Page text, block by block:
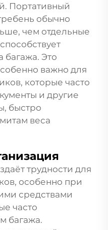
Портативный
обычно
чем отдельные
Это
важно для
которые часто
и другие
быстро
веса
трудности для
особенно при
средствами
часто
багажа.